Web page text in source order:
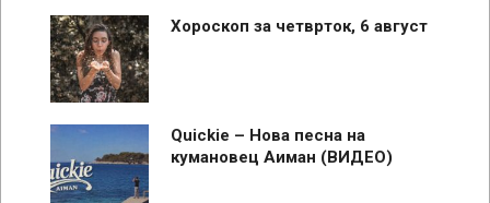
Хороскоп за четврток, 6 август
Quickie – Нова песна на
кумановец Аиман (ВИДЕО)